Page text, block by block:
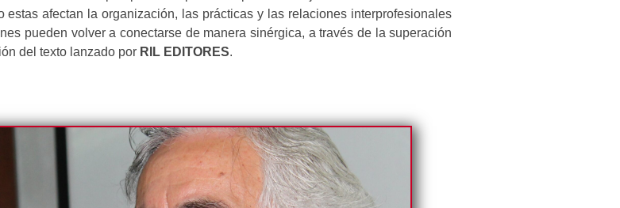
afectan la organización, las prácticas y las relaciones interprofesionales
pueden volver a conectarse de manera sinérgica, a través de la superación
del texto lanzado por RIL EDITORES.